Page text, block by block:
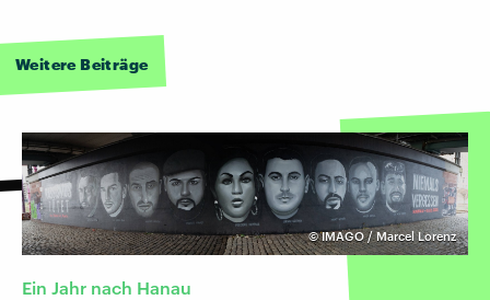
Weitere Beiträge
©IMAGO / Marcel Lorenz
Ein Jahr nach Hanau